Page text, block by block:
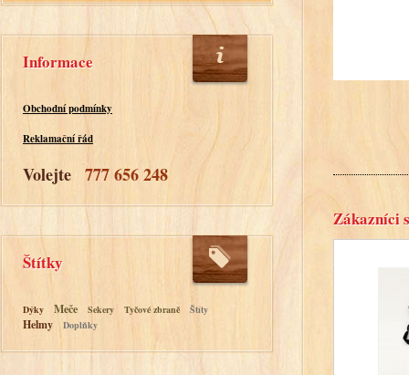
Informace
Obchodní podmínky
Reklamační řád
Volejte 777 656 248
Štítky
Dýky Meče Sekery Tyčové zbraně Štíty
Helmy Doplňky
Zákazníci